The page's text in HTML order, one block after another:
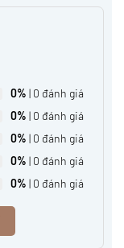
0% | 0 đánh giá
0% | 0 đánh giá
0% | 0 đánh giá
0% | 0 đánh giá
0% | 0 đánh giá